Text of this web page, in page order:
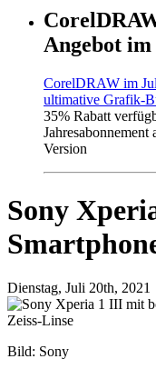
Angebot
CorelDRAW im
ultimative Grafik-
35% Rabatt
Version
Sony
Dienstag, Juli 20th, 2021
Bild: Sony